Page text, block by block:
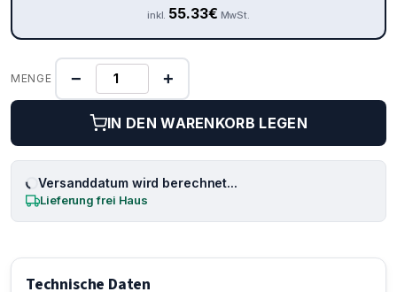
inkl. 55.33€ MwSt.
MENGE − +
IN DEN WARENKORB LEGEN
Versanddatum wird berechnet...
Lieferung frei Haus
Technische Daten